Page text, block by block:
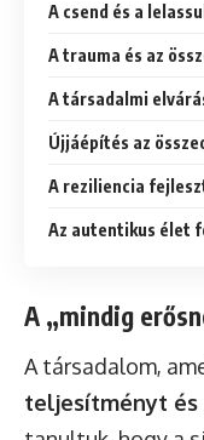
A csend és a
A trauma és az
A társadalmi
Újjáépítés az
A reziliencia
Az autentikus élet
A „mindig
A társadalom,
teljesítményt és